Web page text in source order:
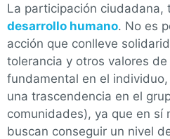
La participación ciudadana,
desarrollo humano. No es
acción que conlleve
tolerancia y otros valores
fundamental en el
una trascendencia en el
comunidades), ya que en sí
buscan conseguir un nivel